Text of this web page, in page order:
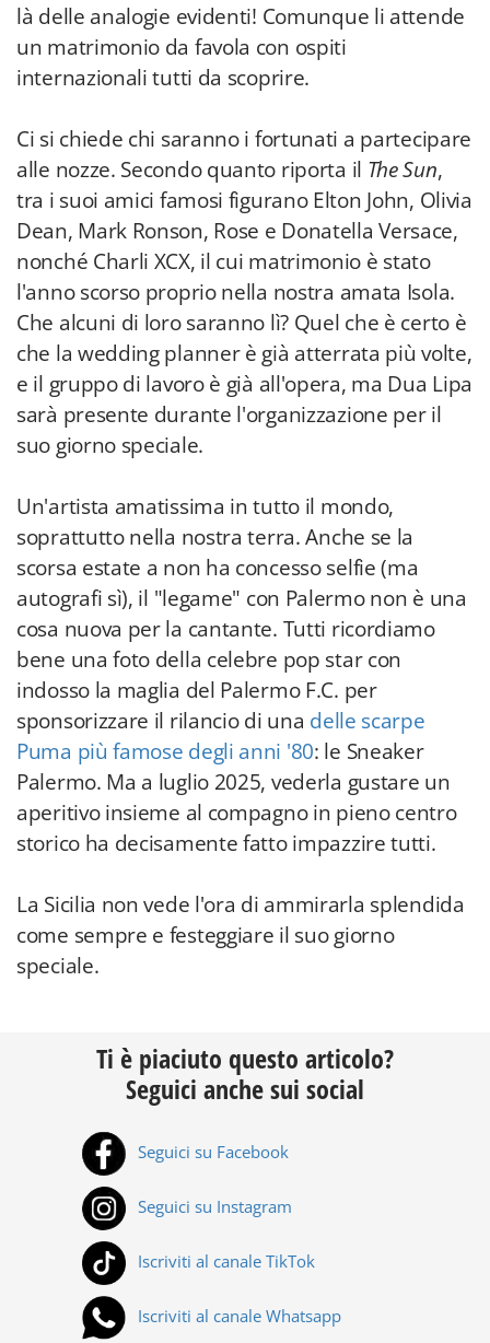
là delle analogie evidenti! Comunque li attende
un matrimonio da favola con ospiti
internazionali tutti da scoprire.
Ci si chiede chi saranno i fortunati a partecipare
alle nozze. Secondo quanto riporta il The Sun,
tra i suoi amici famosi figurano Elton John, Olivia
Dean, Mark Ronson, Rose e Donatella Versace,
nonché Charli XCX, il cui matrimonio è stato
l'anno scorso proprio nella nostra amata Isola.
Che alcuni di loro saranno lì? Quel che è certo è
che la wedding planner è già atterrata più volte,
e il gruppo di lavoro è già all'opera, ma Dua Lipa
sarà presente durante l'organizzazione per il
suo giorno speciale.
Un'artista amatissima in tutto il mondo,
soprattutto nella nostra terra. Anche se la
scorsa estate a non ha concesso selfie (ma
autografi sì), il "legame" con Palermo non è una
cosa nuova per la cantante. Tutti ricordiamo
bene una foto della celebre pop star con
indosso la maglia del Palermo F.C. per
sponsorizzare il rilancio di una delle scarpe
Puma più famose degli anni '80: le Sneaker
Palermo. Ma a luglio 2025, vederla gustare un
aperitivo insieme al compagno in pieno centro
storico ha decisamente fatto impazzire tutti.
La Sicilia non vede l'ora di ammirarla splendida
come sempre e festeggiare il suo giorno
speciale.
Ti è piaciuto questo articolo?
Seguici anche sui social
Seguici su Facebook
Seguici su Instagram
Iscriviti al canale TikTok
Iscriviti al canale Whatsapp